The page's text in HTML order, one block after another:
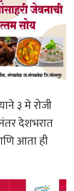
३ मे रोजी
देशभरात
आता ही